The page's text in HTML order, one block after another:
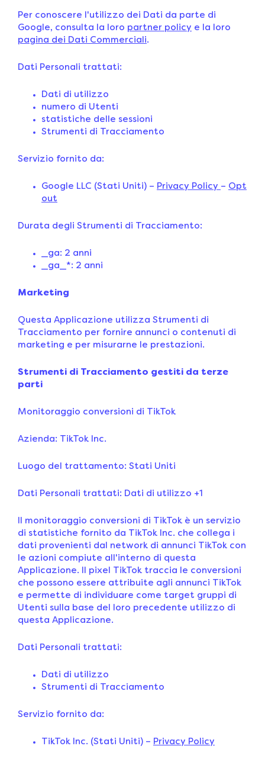
Per conoscere l'utilizzo dei Dati da parte di
Google, consulta la loro partner policy e la loro
pagina dei Dati Commerciali.
Dati Personali trattati:
Dati di utilizzo
numero di Utenti
statistiche delle sessioni
Strumenti di Tracciamento
Servizio fornito da:
Google LLC (Stati Uniti) – Privacy Policy – Opt
out
Durata degli Strumenti di Tracciamento:
_ga: 2 anni
_ga_*: 2 anni
Marketing
Questa Applicazione utilizza Strumenti di
Tracciamento per fornire annunci o contenuti di
marketing e per misurarne le prestazioni.
Strumenti di Tracciamento gestiti da terze
parti
Monitoraggio conversioni di TikTok
Azienda: TikTok Inc.
Luogo del trattamento: Stati Uniti
Dati Personali trattati: Dati di utilizzo +1
Il monitoraggio conversioni di TikTok è un servizio
di statistiche fornito da TikTok Inc. che collega i
dati provenienti dal network di annunci TikTok con
le azioni compiute all'interno di questa
Applicazione. Il pixel TikTok traccia le conversioni
che possono essere attribuite agli annunci TikTok
e permette di individuare come target gruppi di
Utenti sulla base del loro precedente utilizzo di
questa Applicazione.
Dati Personali trattati:
Dati di utilizzo
Strumenti di Tracciamento
Servizio fornito da:
TikTok Inc. (Stati Uniti) – Privacy Policy